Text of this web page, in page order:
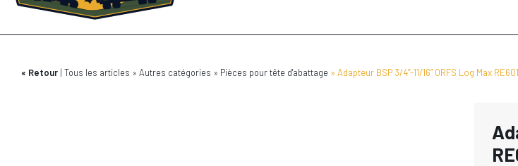
Retour Tous les articles Autres catégories Pièces pour tête d'abattage Adapteur BSP 3/4”-11/16” ORFS Log Max